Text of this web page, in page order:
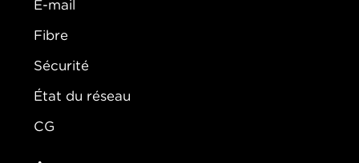
E-mail
Fibre
Sécurité
État du réseau
CG